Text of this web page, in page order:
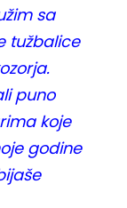
sa
tužbalice
puno
koje
godine